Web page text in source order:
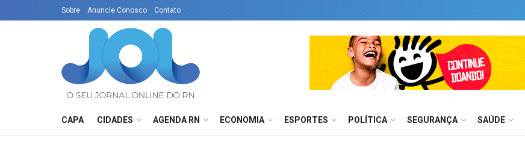
Sobre Anuncie Conosco Contato
CAPA CIDADES AGENDA RN ECONOMIA ESPORTES POLÍTICA SEGURANÇA SAÚDE